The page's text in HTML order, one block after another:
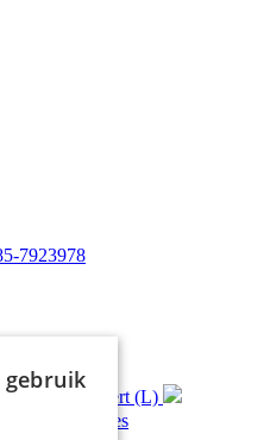
7923978
in Echt of Weert (L)
advies
gebruik